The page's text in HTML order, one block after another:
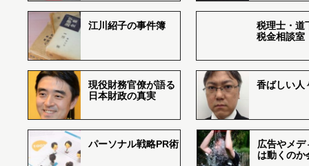
江川紹子の事件簿
税理士・道
税金相談室
現役財務官僚が語る
日本財政の真実
香ばしい
パーソナル戦略PR術
広告やメデ
は動くのか